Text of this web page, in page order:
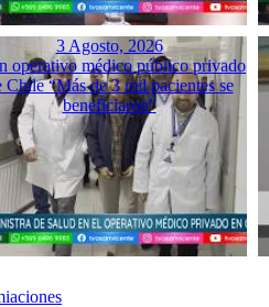
3 Agosto, 2026
operativo médico público privado
Chile “Más de 3 mil pacientes se
beneficiaron”